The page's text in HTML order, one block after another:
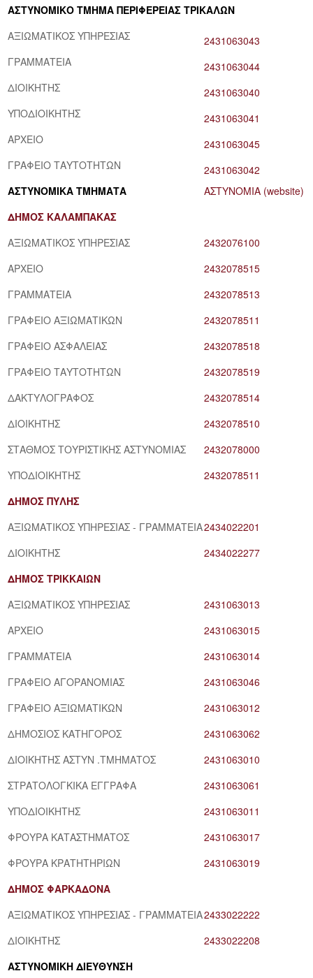
ΑΣΤΥΝΟΜΙΚΟ ΤΜΗΜΑ ΠΕΡΙΦΕΡΕΙΑΣ ΤΡΙΚΑΛΩΝ
ΑΞΙΩΜΑΤΙΚΟΣ ΥΠΗΡΕΣΙΑΣ
2431063043
ΓΡΑΜΜΑΤΕΙΑ
2431063044
ΔΙΟΙΚΗΤΗΣ
2431063040
ΥΠΟΔΙΟΙΚΗΤΗΣ
2431063041
ΑΡΧΕΙΟ
2431063045
ΓΡΑΦΕΙΟ ΤΑΥΤΟΤΗΤΩΝ
2431063042
ΑΣΤΥΝΟΜΙΚΑ ΤΜΗΜΑΤΑ
ΑΣΤΥΝΟΜΙΑ (website)
ΔΗΜΟΣ ΚΑΛΑΜΠΑΚΑΣ
ΑΞΙΩΜΑΤΙΚΟΣ ΥΠΗΡΕΣΙΑΣ
2432076100
ΑΡΧΕΙΟ
2432078515
ΓΡΑΜΜΑΤΕΙΑ
2432078513
ΓΡΑΦΕΙΟ ΑΞΙΩΜΑΤΙΚΩΝ
2432078511
ΓΡΑΦΕΙΟ ΑΣΦΑΛΕΙΑΣ
2432078518
ΓΡΑΦΕΙΟ ΤΑΥΤΟΤΗΤΩΝ
2432078519
ΔΑΚΤΥΛΟΓΡΑΦΟΣ
2432078514
ΔΙΟΙΚΗΤΗΣ
2432078510
ΣΤΑΘΜΟΣ ΤΟΥΡΙΣΤΙΚΗΣ ΑΣΤΥΝΟΜΙΑΣ
2432078000
ΥΠΟΔΙΟΙΚΗΤΗΣ
2432078511
ΔΗΜΟΣ ΠΥΛΗΣ
ΑΞΙΩΜΑΤΙΚΟΣ ΥΠΗΡΕΣΙΑΣ - ΓΡΑΜΜΑΤΕΙΑ2434022201
ΔΙΟΙΚΗΤΗΣ
2434022277
ΔΗΜΟΣ ΤΡΙΚΚΑΙΩΝ
ΑΞΙΩΜΑΤΙΚΟΣ ΥΠΗΡΕΣΙΑΣ
2431063013
ΑΡΧΕΙΟ
2431063015
ΓΡΑΜΜΑΤΕΙΑ
2431063014
ΓΡΑΦΕΙΟ ΑΓΟΡΑΝΟΜΙΑΣ
2431063046
ΓΡΑΦΕΙΟ ΑΞΙΩΜΑΤΙΚΩΝ
2431063012
ΔΗΜΟΣΙΟΣ ΚΑΤΗΓΟΡΟΣ
2431063062
ΔΙΟΙΚΗΤΗΣ ΑΣΤΥΝ .ΤΜΗΜΑΤΟΣ
2431063010
ΣΤΡΑΤΟΛΟΓΚΙΚΑ ΕΓΓΡΑΦΑ
2431063061
ΥΠΟΔΙΟΙΚΗΤΗΣ
2431063011
ΦΡΟΥΡΑ ΚΑΤΑΣΤΗΜΑΤΟΣ
2431063017
ΦΡΟΥΡΑ ΚΡΑΤΗΤΗΡΙΩΝ
2431063019
ΔΗΜΟΣ ΦΑΡΚΑΔΟΝΑ
ΑΞΙΩΜΑΤΙΚΟΣ ΥΠΗΡΕΣΙΑΣ - ΓΡΑΜΜΑΤΕΙΑ2433022222
ΔΙΟΙΚΗΤΗΣ
2433022208
ΑΣΤΥΝΟΜΙΚΗ ΔΙΕΥΘΥΝΣΗ